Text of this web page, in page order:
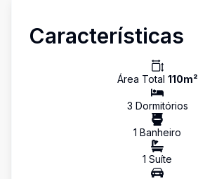
Características
Área Total 110m²
3 Dormitórios
1 Banheiro
1 Suíte